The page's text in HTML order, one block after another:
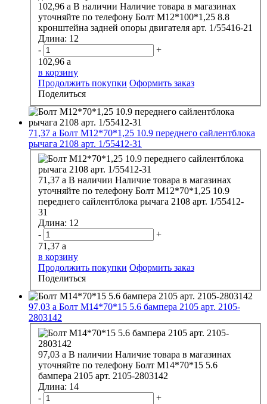
102,96 a В наличии Наличие товара в магазинах
уточняйте по телефону Болт М12*100*1,25 8.8
кронштейна задней опоры двигателя арт. 1/55416-21
Длина: 12
-
+
102,96 a
в корзину
Продолжить покупки Оформить заказ
Поделиться
71,37 a Болт М12*70*1,25 10.9 переднего сайлентблока
рычага 2108 арт. 1/55412-31
71,37 a В наличии Наличие товара в магазинах
уточняйте по телефону Болт М12*70*1,25 10.9
переднего сайлентблока рычага 2108 арт. 1/55412-
31
Длина: 12
-
+
71,37 a
в корзину
Продолжить покупки Оформить заказ
Поделиться
97,03 a Болт М14*70*15 5.6 бампера 2105 арт. 2105-
2803142
97,03 a В наличии Наличие товара в магазинах
уточняйте по телефону Болт М14*70*15 5.6
бампера 2105 арт. 2105-2803142
Длина: 14
-
+